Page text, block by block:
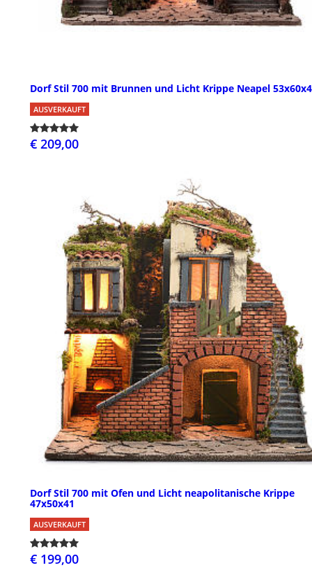
Dorf Stil 700 mit Brunnen und Licht Krippe Neapel
AUSVERKAUFT
€ 209,00
Dorf Stil 700 mit Ofen und Licht neapolitanische Krippe
47x50x41
AUSVERKAUFT
€ 199,00